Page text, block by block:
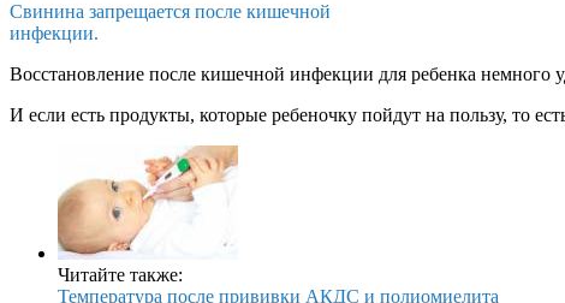
Свинина запрещается после кишечной
инфекции.
Восстановление после кишечной инфекции для ребенка немного
И если есть продукты, которые ребеночку пойдут на пользу, то
Читайте также:
Температура после прививки АКДС и полиомиелита